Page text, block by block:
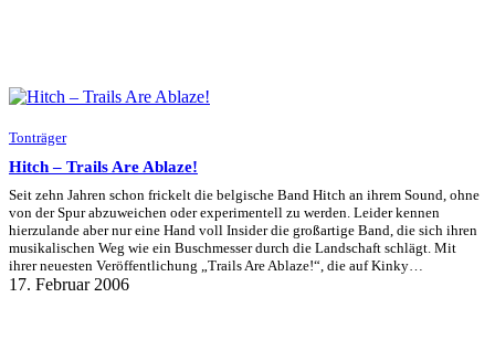
Tonträger
Hitch – Trails Are Ablaze!
Seit zehn Jahren schon frickelt die belgische Band Hitch an ihrem Sound, ohne
von der Spur abzuweichen oder experimentell zu werden. Leider kennen
hierzulande aber nur eine Hand voll Insider die großartige Band, die sich ihren
musikalischen Weg wie ein Buschmesser durch die Landschaft schlägt. Mit
ihrer neuesten Veröffentlichung „Trails Are Ablaze!“, die auf Kinky…
17. Februar 2006